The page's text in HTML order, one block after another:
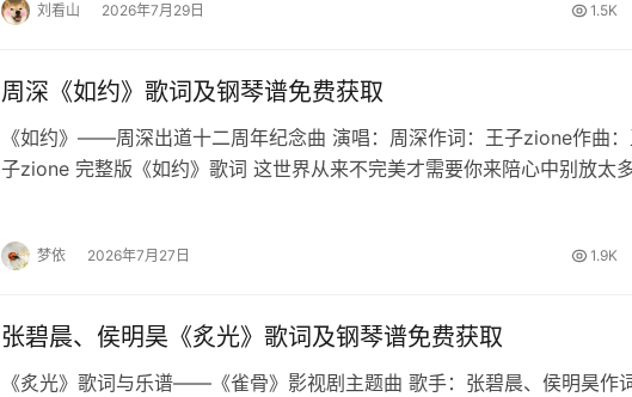
刘看山 2026年7月29日 1.5K
周深《如约》歌词及钢琴谱免费获取
《如约》——周深出道十二周年纪念曲 演唱：周深作词：王子zione作曲
子zione 完整版《如约》歌词 这世界从来不完美才需要你来陪心中别放太
梦依 2026年7月27日 1.9K
张碧晨、侯明昊《炙光》歌词及钢琴谱免费获取
《炙光》歌词与乐谱——《雀骨》影视剧主题曲 歌手：张碧晨、侯明昊作词